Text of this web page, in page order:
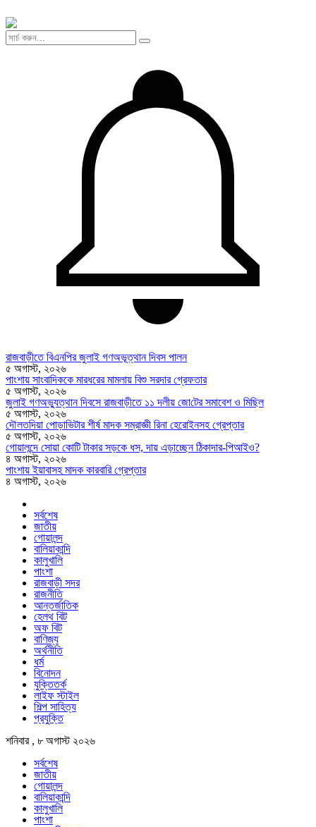
রাজবাড়ীতে বিএন‌পির জুলাই গণঅভূত্থান দিবস পালন
৫ অগাস্ট, ২০২৬
পাংশায় সাংবাদিককে মারধরের মামলায় বিশু সরদার গ্রেফতার
৫ অগাস্ট, ২০২৬
জুলাই গণঅভ্যুত্থান দিবসে রাজবাড়ীতে ১১ দলীয় জো‌টের সমাবেশ ও মি‌ছিল
৫ অগাস্ট, ২০২৬
দৌলতদিয়া পোড়াভিটার শীর্ষ মাদক সম্রাজ্ঞী রিনা হেরোইনসহ গ্রেপ্তার
৫ অগাস্ট, ২০২৬
গোয়ালন্দে সোয়া কোটি টাকার সড়কে ধস, দায় এড়াচ্ছেন ঠিকাদার-পিআইও?
৪ অগাস্ট, ২০২৬
পাংশায় ইয়াবাসহ মাদক কারবারি গ্রেপ্তার
৪ অগাস্ট, ২০২৬
সর্বশেষ
জাতীয়
গোয়ালন্দ
বালিয়াকান্দি
কালুখালি
পাংশা
রাজবাড়ী সদর
রাজনীতি
আন্তর্জাতিক
হেলথ বিট
অফ বিট
বাণিজ্য
অর্থনীতি
ধর্ম
বিনোদন
যুক্তিতর্ক
লাইফ স্টাইল
শিল্প সাহিত্য
প্রযুক্তি
শনিবার , ৮ অগাস্ট ২০২৬
সর্বশেষ
জাতীয়
গোয়ালন্দ
বালিয়াকান্দি
কালুখালি
পাংশা